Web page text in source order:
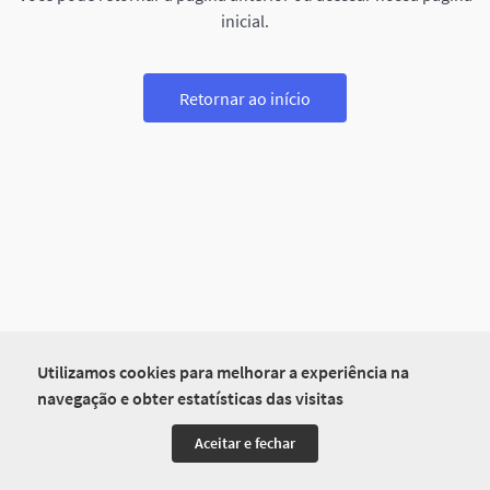
Utilizamos cookies para melhorar a experiência na
navegação e obter estatísticas das visitas
Aceitar e fechar
inicial.
Retornar ao início